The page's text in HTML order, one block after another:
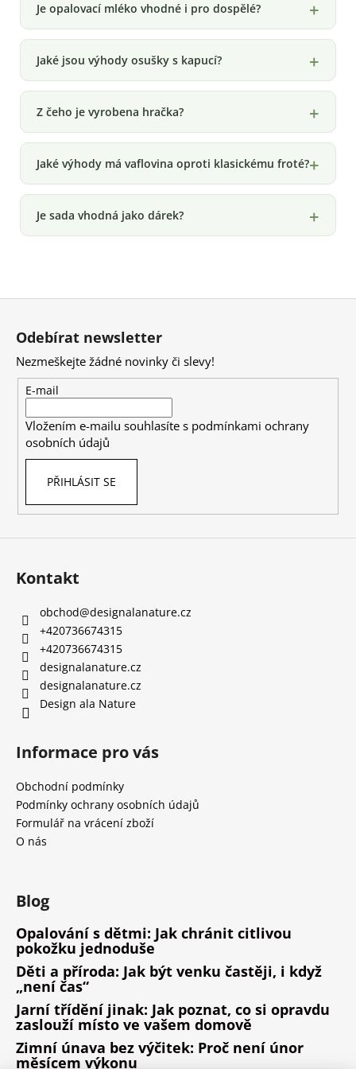
Je opalovací mléko vhodné i pro dospělé?
Jaké jsou výhody osušky s kapucí?
Z čeho je vyrobena hračka?
Jaké výhody má vaflovina oproti klasickému froté?
Je sada vhodná jako dárek?
Odebírat newsletter
Nezmeškejte žádné novinky či slevy!
E-mail
Vložením e-mailu souhlasíte s podmínkami ochrany
osobních údajů
PŘIHLÁSIT SE
Kontakt
obchod@designalanature.cz
+420736674315
+420736674315
designalanature.cz
designalanature.cz
Design ala Nature
Informace pro vás
Obchodní podmínky
Podmínky ochrany osobních údajů
Formulář na vrácení zboží
O nás
Blog
Opalování s dětmi: Jak chránit citlivou
pokožku jednoduše
Děti a příroda: Jak být venku častěji, i když
„není čas“
Jarní třídění jinak: Jak poznat, co si opravdu
zaslouží místo ve vašem domově
Zimní únava bez výčitek: Proč není únor
měsícem výkonu